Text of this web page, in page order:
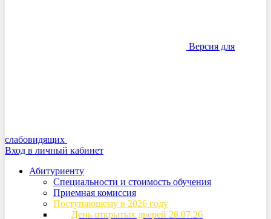
Версия для
слабовидящих
Вход в личный кабинет
Абитуриенту
Специальности и стоимость обучения
Приемная комиссия
Поступающему в 2026 году
День открытых дверей 28.07.26